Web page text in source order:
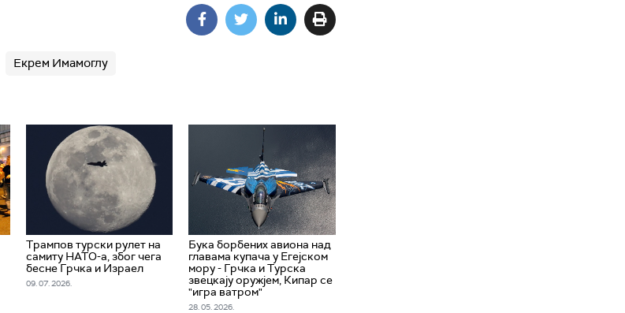
Екрем Имамоглу
Трампов турски рулет на
самиту НАТО-а, због чега
бесне Грчка и Израел
09. 07. 2026.
Бука борбених авиона над
главама купача у Егејском
мору - Грчка и Турска
звецкају оружјем, Кипар се
"игра ватром"
28. 05. 2026.